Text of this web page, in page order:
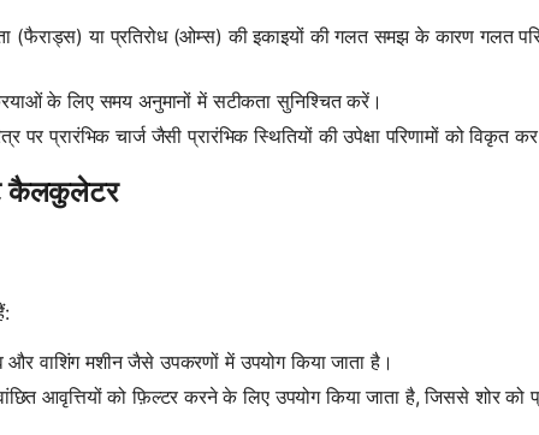
(फैराड्स) या प्रतिरोध (ओम्स) की इकाइयों की गलत समझ के कारण गलत
के लिए समय अनुमानों में सटीकता सुनिश्चित करें।
पर प्रारंभिक चार्ज जैसी प्रारंभिक स्थितियों की उपेक्षा परिणामों को विकृत
कैलकुलेटर
वाशिंग मशीन जैसे उपकरणों में उपयोग किया जाता है।
आवृत्तियों को फ़िल्टर करने के लिए उपयोग किया जाता है, जिससे शोर को